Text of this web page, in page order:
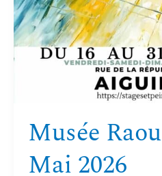
Musée
Mai 2026